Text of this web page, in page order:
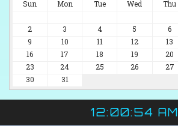
Sun Mon Tue Wed Thu
2
3 4 5 6
9
10 11 12 13
16
17 18 19 20
23
24 25 26 27
30
31
12:00:54 AM